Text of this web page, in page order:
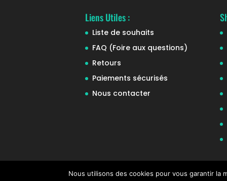
Liens Utiles :
Liste de souhaits
FAQ (Foire aux questions)
Retours
Paiements sécurisés
Nous contacter
Nous utilisons des cookies pour vous garantir